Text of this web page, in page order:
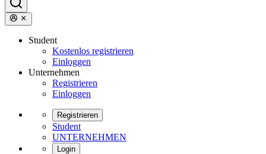
Student
Kostenlos registrieren
Einloggen
Unternehmen
Registrieren
Einloggen
Registrieren
Student
UNTERNEHMEN
Login